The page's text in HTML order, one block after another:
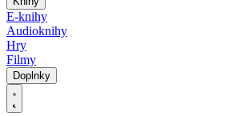
E-knihy
Audioknihy
Hry
Filmy
Doplnky